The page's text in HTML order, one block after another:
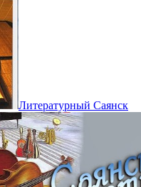
Литературный Саянск